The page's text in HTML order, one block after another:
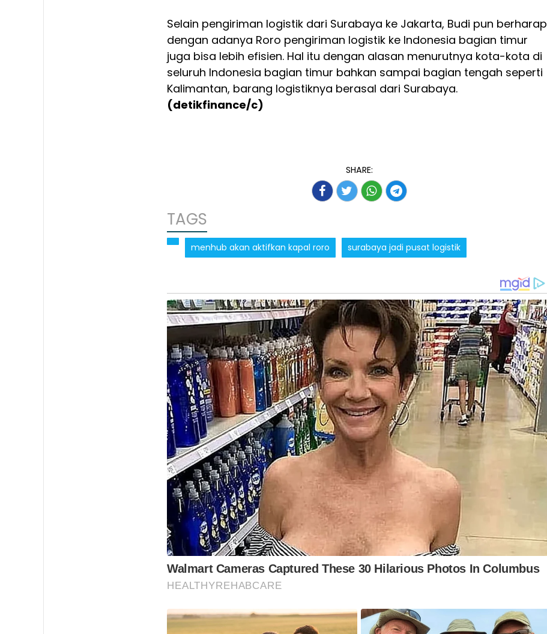
Selain pengiriman logistik dari Surabaya ke Jakarta, Budi pun berharap
dengan adanya Roro pengiriman logistik ke Indonesia bagian timur
juga bisa lebih efisien. Hal itu dengan alasan menurutnya kota-kota di
seluruh Indonesia bagian timur bahkan sampai bagian tengah seperti
Kalimantan, barang logistiknya berasal dari Surabaya.
(detikfinance/c)
SHARE:
TAGS
menhub akan aktifkan kapal roro surabaya jadi pusat logistik